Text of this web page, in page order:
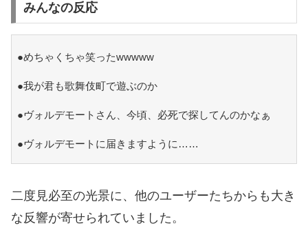
みんなの反応
●めちゃくちゃ笑ったwwwww
●我が君も歌舞伎町で遊ぶのか
●ヴォルデモートさん、今頃、必死で探してんのかなぁ
●ヴォルデモートに届きますように……
二度見必至の光景に、他のユーザーたちからも大き
な反響が寄せられていました。